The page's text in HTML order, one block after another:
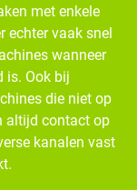
met enkele
echter vaak snel
wanneer
is. Ook bij
die niet op
altijd contact op
kanalen vast